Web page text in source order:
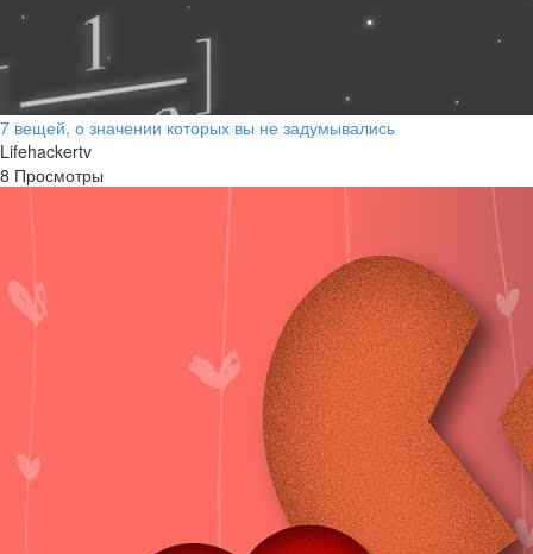
7 вещей, о значении которых вы не задумывались
Lifehackertv
8 Просмотры